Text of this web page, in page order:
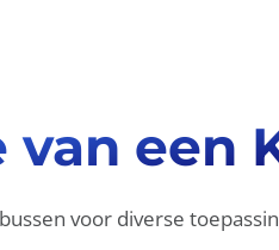
van een
voor diverse